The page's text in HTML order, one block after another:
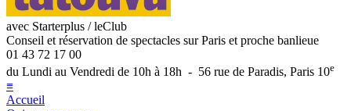
avec Starterplus / leClub
Conseil et réservation de spectacles sur Paris et proche banlieue
01 43 72 17 00
du Lundi au Vendredi de 10h à 18h - 56 rue de Paradis, Paris 10e
≡
Accueil